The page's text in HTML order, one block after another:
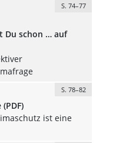
S. 74–77
Du schon … auf
S. 78–82
ist eine